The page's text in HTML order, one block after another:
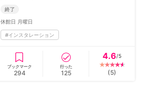
終了
休館日 月曜日
#インスタレーション
ブックマーク
294
行った
125
4.6/5
(5)